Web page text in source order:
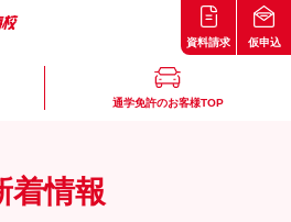
資料請求 仮申込
通学免許のお客様TOP
着情報